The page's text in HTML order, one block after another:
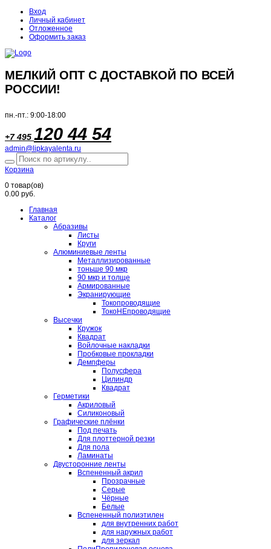
Вход
Личный кабинет
Отложенное
Оформить заказ
МЕЛКИЙ ОПТ С ДОСТАВКОЙ ПО ВСЕЙ
РОССИИ!
пн.-пт.: 9:00-18:00
+7 495 120 44 54
admin@lipkayalenta.ru
Корзина
0 товар(ов)
0.00 руб.
Главная
Каталог
Абразивы
Листы
Круги
Алюминиевые ленты
Металлизированные
тоньше 90 мкр
90 мкр и толще
Армированные
Экранирующие
Токопроводящие
ТокоНЕпроводящие
Высечки
Кружок
Квадрат
Войлочные накладки
Пробковые прокладки
Демпферы
Полусфера
Цилиндр
Квадрат
Герметики
Акриловый
Силиконовый
Графические плёнки
Под печать
Для плоттерной резки
Для пола
Ламинаты
Двусторонние ленты
Вспененный акрил
Прозрачные
Серые
Чёрные
Белые
Вспененный полиэтилен
для внутренних работ
для наружных работ
для зеркал